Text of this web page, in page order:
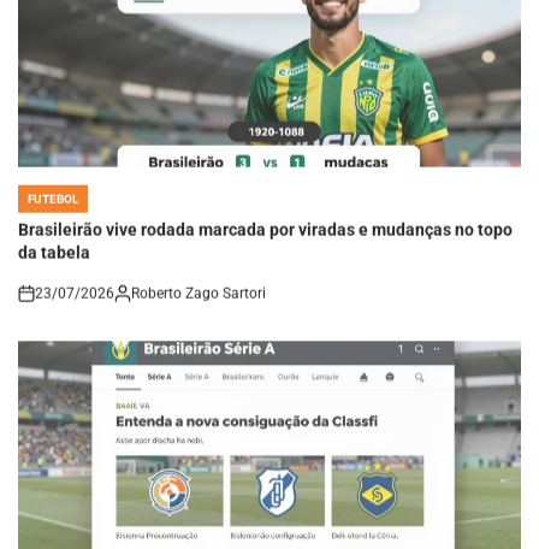
POSTED
IN
Brasileirão vive rodada marcada por viradas e mudanças no topo
da tabela
on